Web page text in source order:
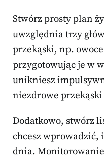
Stwórz prosty plan
uwzględnia trzy
przekąski, np.
przygotowując je w
unikniesz
niezdrowe
Dodatkowo, stwórz
chcesz wprowadzić,
dnia.